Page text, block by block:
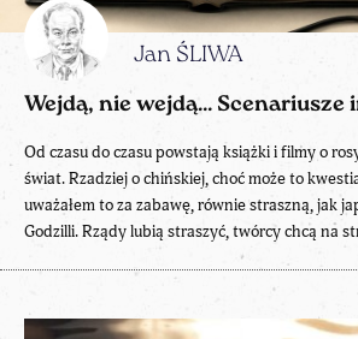
Jan ŚLIWA
Wejdą, nie wejdą… Scenariusze
Od czasu do czasu powstają książki i filmy o
świat. Rzadziej o chińskiej, choć może to
uważałem to za zabawę, równie straszną, jak
Godzilli. Rządy lubią straszyć, twórcy chcą na